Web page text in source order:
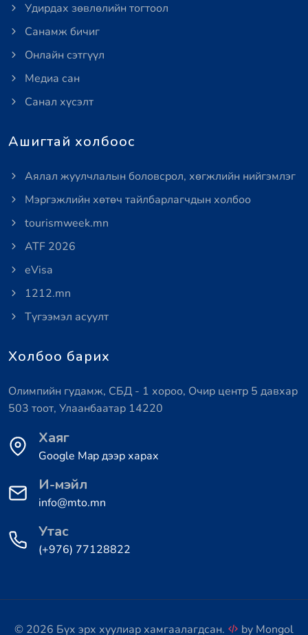
Удирдах зөвлөлийн тогтоол
Санамж бичиг
Онлайн сэтгүүл
Медиа сан
Санал хүсэлт
Ашигтай холбоос
Аялал жуулчлалын боловсрол, хөгжлийн нийгэмлэг
Мэргэжлийн хөтөч тайлбарлагчдын холбоо
tourismweek.mn
ATF 2026
eVisa
1212.mn
Түгээмэл асуулт
Холбоо барих
Олимпийн гудамж, СБД - 1 хороо, Очир центр 5 давхар
503 тоот, Улаанбаатар 14220
Хаяг
Google Map дээр харах
И-мэйл
info@mto.mn
Утас
(+976) 77128822
© 2026 Бүх эрх хуулиар хамгаалагдсан. by Mongol